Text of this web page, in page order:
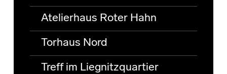
Atelierhaus Roter Hahn
Torhaus Nord
Treff im Liegnitzquartier